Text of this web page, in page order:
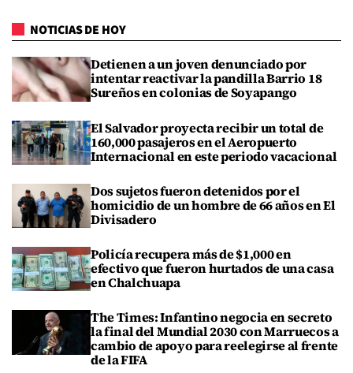
NOTICIAS DE HOY
Detienen a un joven denunciado por
intentar reactivar la pandilla Barrio 18
Sureños en colonias de Soyapango
El Salvador proyecta recibir un total de
160,000 pasajeros en el Aeropuerto
Internacional en este periodo vacacional
Dos sujetos fueron detenidos por el
homicidio de un hombre de 66 años en El
Divisadero
Policía recupera más de $1,000 en
efectivo que fueron hurtados de una casa
en Chalchuapa
The Times: Infantino negocia en secreto
la final del Mundial 2030 con Marruecos a
cambio de apoyo para reelegirse al frente
de la FIFA